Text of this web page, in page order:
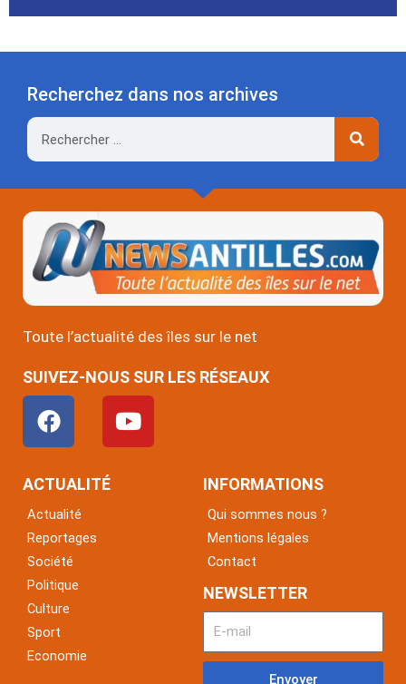
Recherchez dans nos archives
Rechercher
Toute l’actualité des îles sur le net
SUIVEZ-NOUS SUR LES RÉSEAUX
F
a
c
e
o
o
k
Y
o
u
ACTUALITÉ
Actualité
Reportages
Société
Politique
Culture
Sport
Economie
INFORMATIONS
Qui sommes nous ?
Mentions légales
Contact
NEWSLETTER
Envoyer